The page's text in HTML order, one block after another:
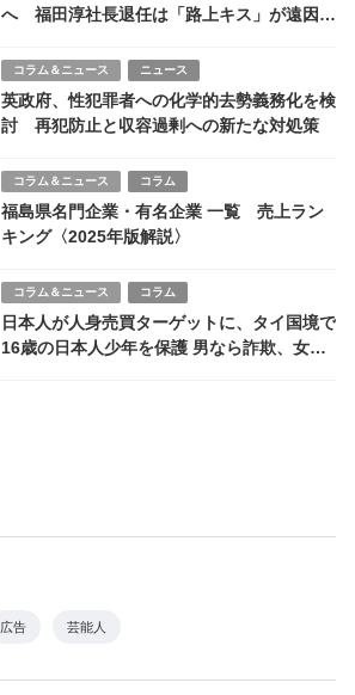
へ 福田淳社長退任は「路上キス」が遠因の
コラム＆ニュース ニュース
英政府、性犯罪者への化学的去勢義務化を検
討 再犯防止と収容過剰への新たな対処策
コラム＆ニュース コラム
福島県名門企業・有名企業 一覧 売上ラン
キング〈2025年版解説〉
コラム＆ニュース コラム
日本人が人身売買ターゲットに、タイ国境で
16歳の日本人少年を保護 男なら詐欺、女な
広告 芸能人